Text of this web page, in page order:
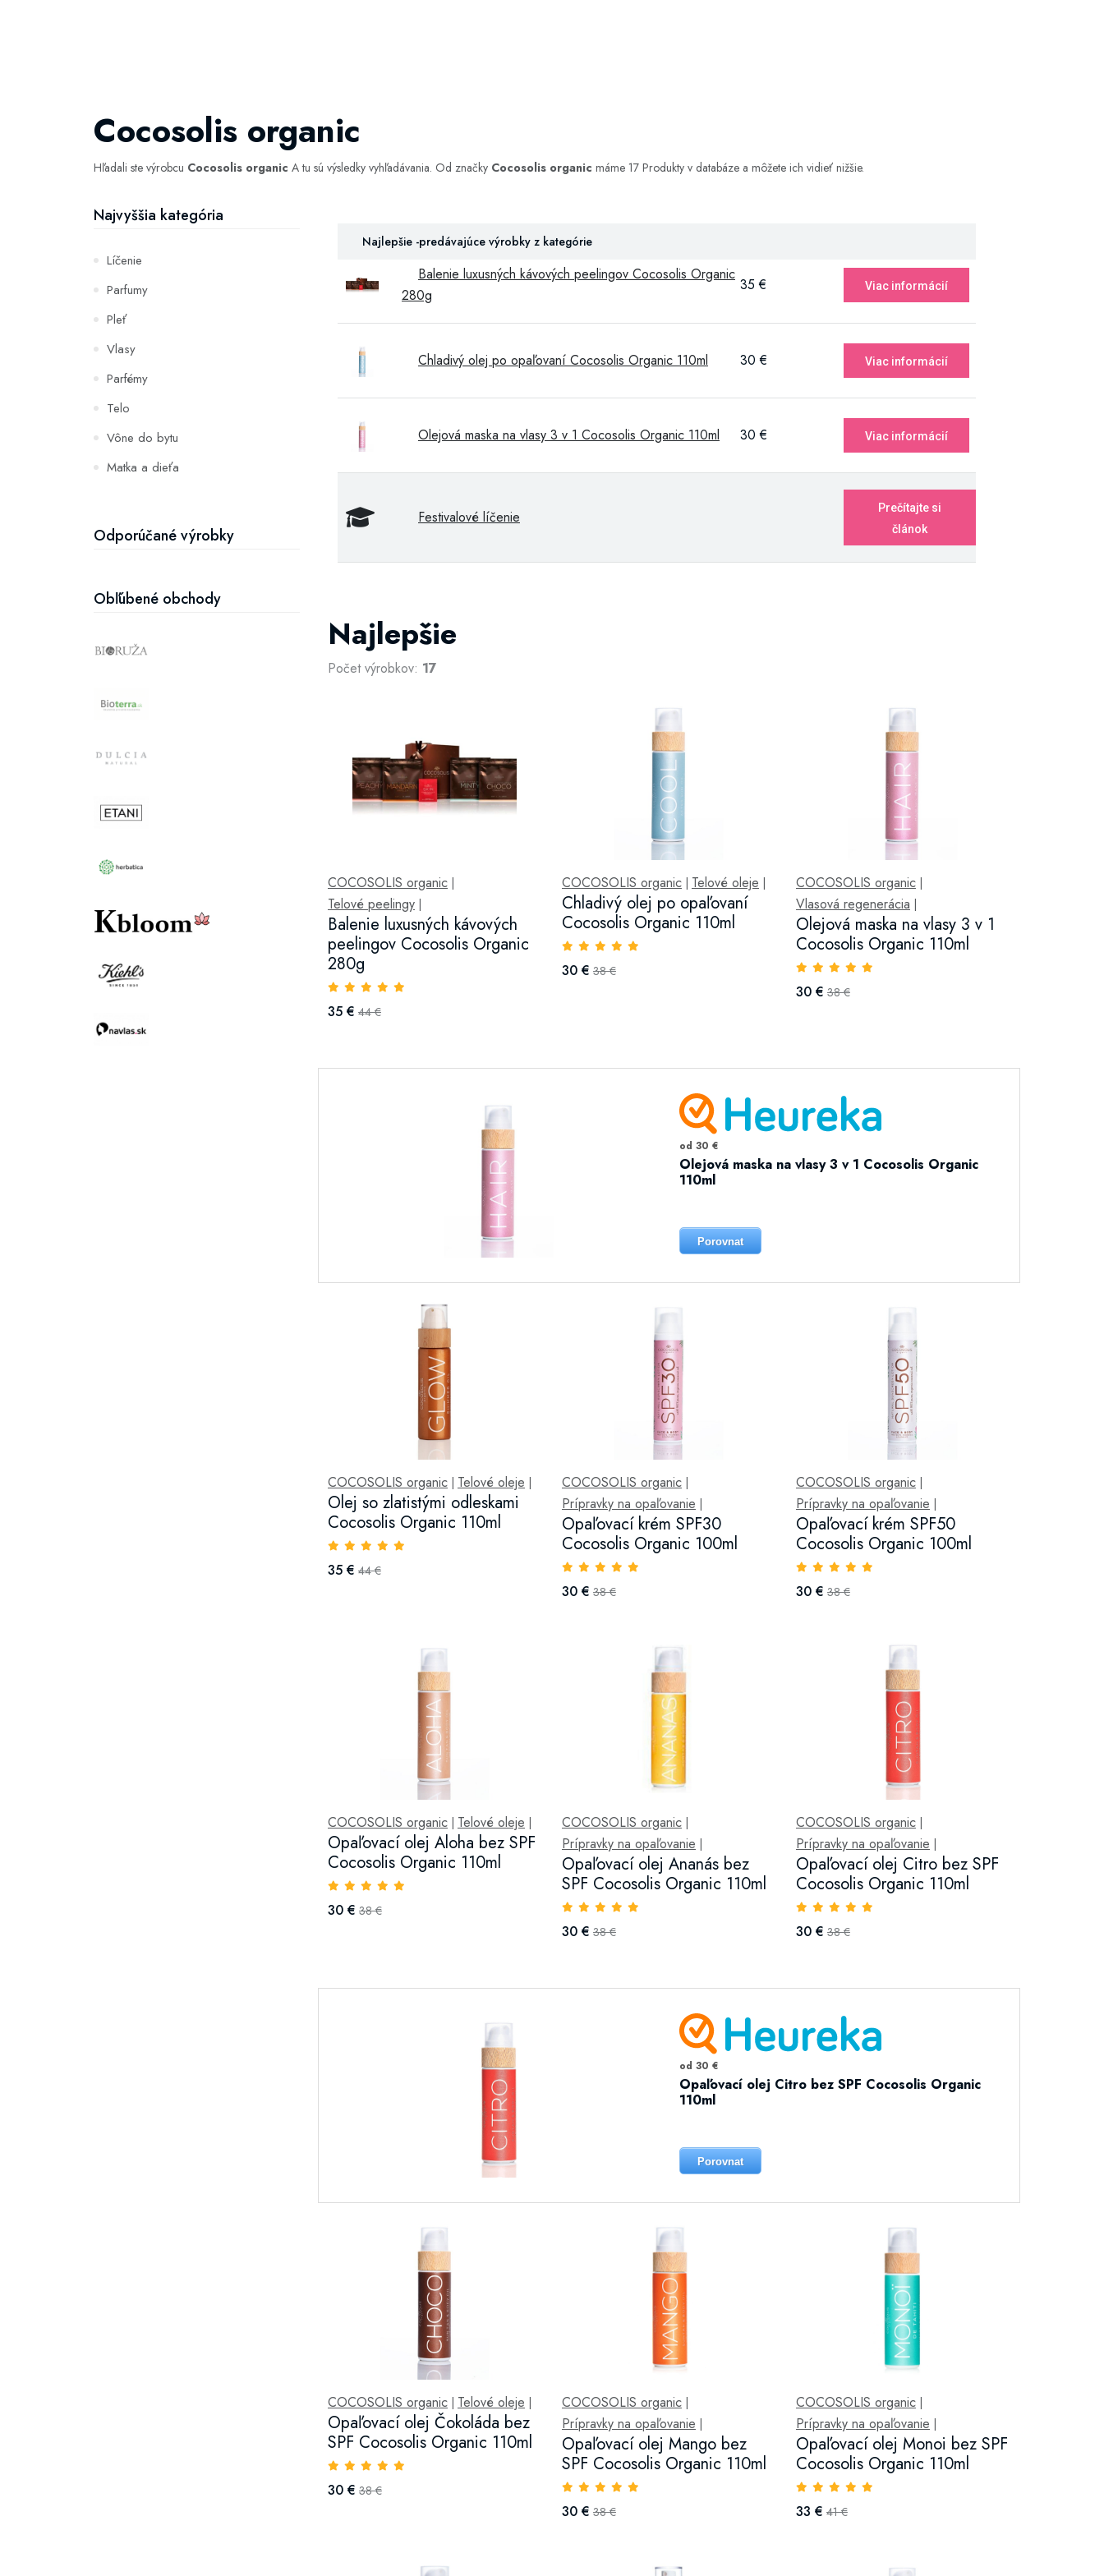
Cocosolis organic
Hľadali ste výrobcu Cocosolis organic A tu sú výsledky vyhľadávania. Od značky Cocosolis organic máme 17 Produkty v databáze a môžete ich vidieť nižšie.
Najvyššia kategória
Líčenie
Parfumy
Pleť
Vlasy
Parfémy
Telo
Vône do bytu
Matka a dieťa
Hydratácia a výživa pleti
Odporúčané výrobky
Obľúbené obchody
Najlepšie -predávajúce výrobky z kategórie
Balenie luxusných kávových peelingov Cocosolis Organic
280g
35 € Viac informácií
Chladivý olej po opaľovaní Cocosolis Organic 110ml 30 € Viac informácií
Olejová maska na vlasy 3 v 1 Cocosolis Organic 110ml 30 € Viac informácií
Festivalové líčenie
Prečítajte si
článok
Najlepšie
Počet výrobkov: 17
COCOSOLIS organic
Telové peelingy
Balenie luxusných kávových
peelingov Cocosolis Organic
280g
35 € 44 €
COCOSOLIS organic| Telové oleje
Chladivý olej po opaľovaní
Cocosolis Organic 110ml
30 € 38 €
COCOSOLIS organic|
Vlasová regenerácia
Olejová maska na vlasy 3 v 1
Cocosolis Organic 110ml
30 € 38 €
od 30 €
Olejová maska na vlasy 3 v 1 Cocosolis Organic
110ml
Porovnat
COCOSOLIS organic Telové oleje
Olej so zlatistými odleskami
Cocosolis Organic 110ml
35 € 44 €
COCOSOLIS organic|
Prípravky na opaľovanie
Opaľovací krém SPF30
Cocosolis Organic 100ml
30 € 38 €
COCOSOLIS organic|
Prípravky na opaľovanie
Opaľovací krém SPF50
Cocosolis Organic 100ml
30 € 38 €
COCOSOLIS organic Telové oleje
Opaľovací olej Aloha bez SPF
Cocosolis Organic 110ml
30 € 38 €
COCOSOLIS organic|
Prípravky na opaľovanie
Opaľovací olej Ananás bez
SPF Cocosolis Organic 110ml
30 € 38 €
COCOSOLIS organic|
Prípravky na opaľovanie
Opaľovací olej Citro bez SPF
Cocosolis Organic 110ml
30 € 38 €
od 30 €
Opaľovací olej Citro bez SPF Cocosolis Organic
110ml
Porovnat
COCOSOLIS organic Telové oleje
Opaľovací olej Čokoláda bez
SPF Cocosolis Organic 110ml
30 € 38 €
COCOSOLIS organic|
Prípravky na opaľovanie
Opaľovací olej Mango bez
SPF Cocosolis Organic 110ml
30 € 38 €
COCOSOLIS organic|
Prípravky na opaľovanie
Opaľovací olej Monoi bez SPF
Cocosolis Organic 110ml
33 € 41 €